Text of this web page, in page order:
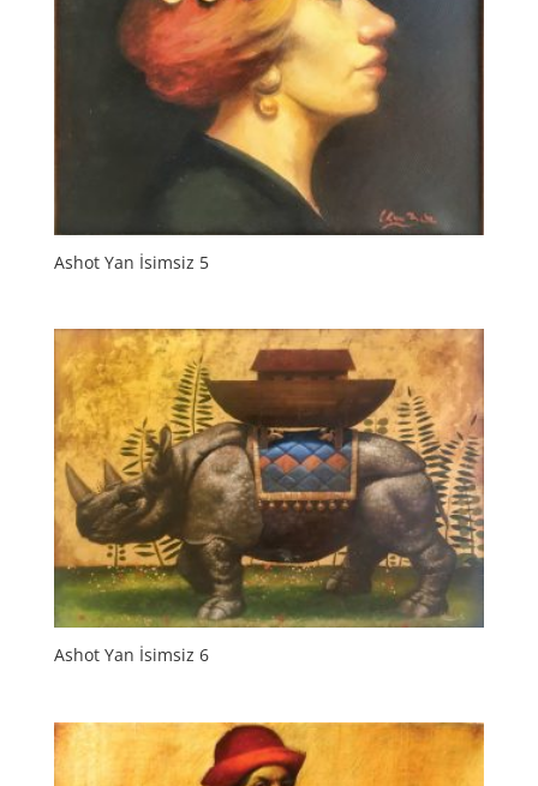
Ashot Yan İsimsiz 5
Ashot Yan İsimsiz 6